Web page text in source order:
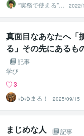
“実務で使える”改
善パートナー／
かめきち
2022/
真面目なあなたへ「
る」その先にあるも
記事
学び
3
ゆゆまる！
2025/09/15
まじめな人
記事